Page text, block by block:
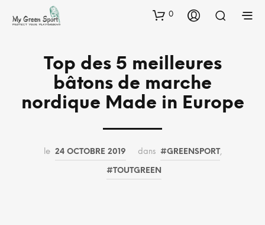
0
Top des 5 meilleures
bâtons de marche
nordique Made in Europe
le 24 OCTOBRE 2019 dans #GREENSPORT,
#TOUTGREEN